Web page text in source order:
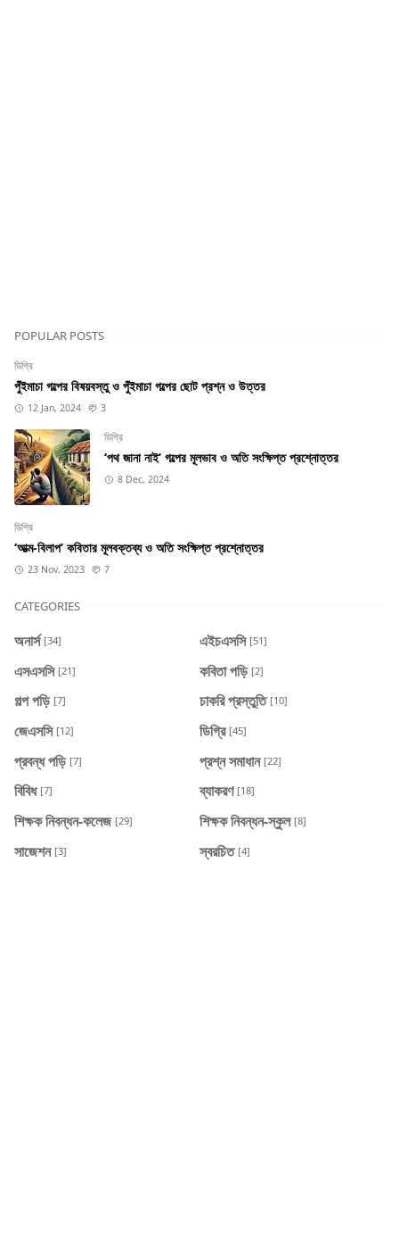
POPULAR POSTS
ডিগ্রি
পুঁইমাচা গল্পের বিষয়বস্তু ও পুঁইমাচা গল্পের ছোট প্রশ্ন ও উত্তর
12 Jan, 2024 3
ডিগ্রি
‘পথ জানা নাই’ গল্পের মূলভাব ও অতি সংক্ষিপ্ত প্রশ্নোত্তর
8 Dec, 2024
ডিগ্রি
‘আত্ম-বিলাপ’ কবিতার মূলবক্তব্য ও অতি সংক্ষিপ্ত প্রশ্নোত্তর
23 Nov, 2023 7
CATEGORIES
অনার্স [34] এইচএসসি [51]
এসএসসি [21] কবিতা পড়ি [2]
গল্প পড়ি [7] চাকরি প্রস্তুতি [10]
জেএসসি [12] ডিগ্রি [45]
প্রবন্ধ পড়ি [7] প্রশ্ন সমাধান [22]
বিবিধ [7] ব্যাকরণ [18]
শিক্ষক নিবন্ধন-কলেজ [29] শিক্ষক নিবন্ধন-স্কুল [8]
সাজেশন [3] স্বরচিত [4]